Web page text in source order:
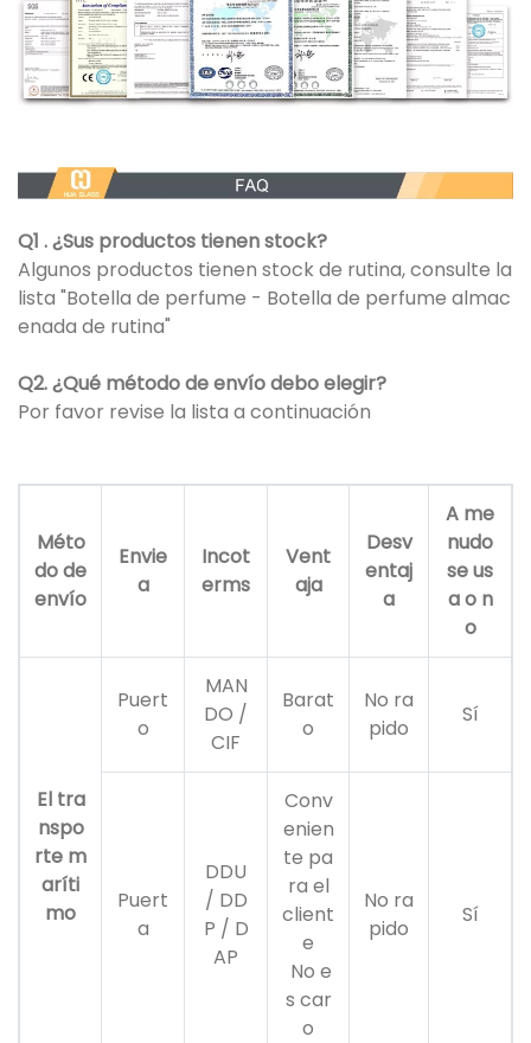
Q1 . ¿Sus productos tienen stock?
Algunos productos tienen stock de rutina, consulte la
lista "Botella de perfume - Botella de perfume almac
enada de rutina"
Q2. ¿Qué método de envío debo elegir?
Por favor revise la lista a continuación
Méto
do de
envío
Envie
a
Incot
erms
Vent
aja
Desv
entaj
a
A me
nudo
se us
a o n
o
El tra
nspo
rte m
aríti
mo
Puert
o
MAN
DO /
CIF
Barat
o
No ra
pido
Sí
Puert
a
DDU
/ DD
P / D
AP
Conv
enien
te pa
ra el
client
e
No e
s car
o
No ra
pido
Sí